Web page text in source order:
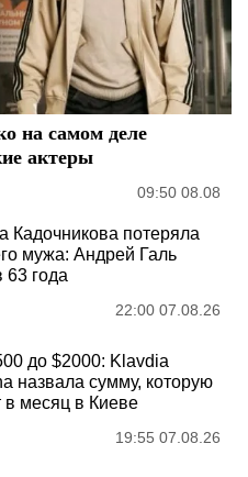
на самом деле
актеры
09:50 08.08
Кадочникова потеряла
мужа: Андрей Галь
63 года
22:00 07.08.26
до $2000: Klavdia
назвала сумму, которую
в месяц в Киеве
19:55 07.08.26